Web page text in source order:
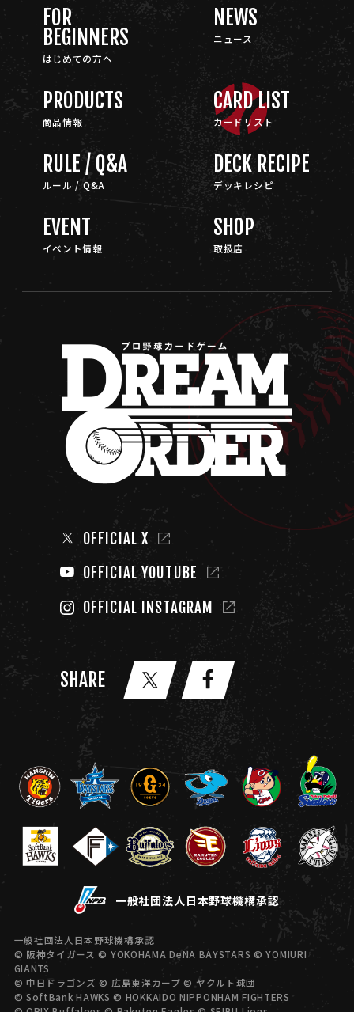
FOR
BEGINNERS
はじめての方へ
NEWS
ニュース
PRODUCTS
商品情報
CARD LIST
カードリスト
RULE / Q&A
ルール / Q&A
DECK RECIPE
デッキレシピ
EVENT
イベント情報
SHOP
取扱店
OFFICIAL X
OFFICIAL YOUTUBE
OFFICIAL INSTAGRAM
SHARE
一般社団法人日本野球機構承認
一般社団法人日本野球機構承認
© 阪神タイガース © YOKOHAMA DeNA BAYSTARS © YOMIURI
GIANTS
© 中日ドラゴンズ © 広島東洋カープ © ヤクルト球団
© SoftBank HAWKS © HOKKAIDO NIPPONHAM FIGHTERS